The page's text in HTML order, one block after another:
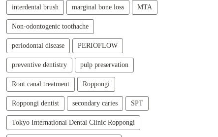
interdental brush marginal bone loss MTA
Non-odontogenic toothache
periodontal disease PERIOFLOW
preventive dentistry pulp preservation
Root canal treatment Roppongi
Roppongi dentist secondary caries SPT
Tokyo International Dental Clinic Roppongi